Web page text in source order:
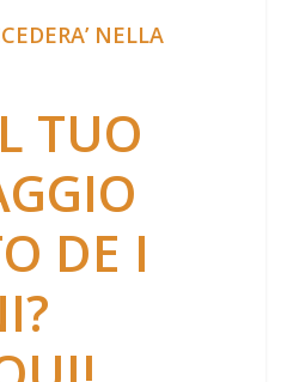
NELLA
TUO
DE I